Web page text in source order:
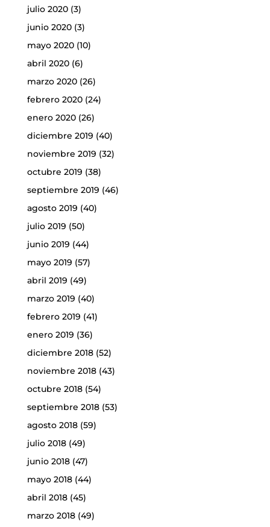
julio 2020(3)
junio 2020(3)
mayo 2020(10)
abril 2020(6)
marzo 2020(26)
febrero 2020(24)
enero 2020(26)
diciembre 2019 (40)
noviembre 2019 (32)
octubre 2019 (38)
septiembre 2019 (46)
agosto 2019 (40)
julio 2019 (50)
junio 2019 (44)
mayo 2019 (57)
abril 2019 (49)
marzo 2019 (40)
febrero 2019 (41)
enero 2019 (36)
diciembre 2018(52)
noviembre 2018(43)
octubre 2018(54)
septiembre 2018(53)
agosto 2018(59)
julio 2018(49)
junio 2018(47)
mayo 2018(44)
abril 2018(45)
marzo 2018(49)